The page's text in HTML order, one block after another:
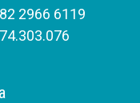
2966 6119